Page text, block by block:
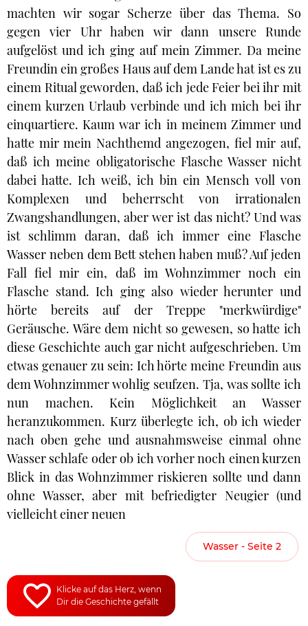
machten wir sogar Scherze über das Thema. So
gegen vier Uhr haben wir dann unsere Runde
aufgelöst und ich ging auf mein Zimmer. Da meine
Freundin ein großes Haus auf dem Lande hat ist es zu
einem Ritual geworden, daß ich jede Feier bei ihr mit
einem kurzen Urlaub verbinde und ich mich bei ihr
einquartiere. Kaum war ich in meinem Zimmer und
hatte mir mein Nachthemd angezogen, fiel mir auf,
daß ich meine obligatorische Flasche Wasser nicht
dabei hatte. Ich weiß, ich bin ein Mensch voll von
Komplexen und beherrscht von irrationalen
Zwangshandlungen, aber wer ist das nicht? Und was
ist schlimm daran, daß ich immer eine Flasche
Wasser neben dem Bett stehen haben muß? Auf jeden
Fall fiel mir ein, daß im Wohnzimmer noch ein
Flasche stand. Ich ging also wieder herunter und
hörte bereits auf der Treppe "merkwürdige"
Geräusche. Wäre dem nicht so gewesen, so hatte ich
diese Geschichte auch gar nicht aufgeschrieben. Um
etwas genauer zu sein: Ich hörte meine Freundin aus
dem Wohnzimmer wohlig seufzen. Tja, was sollte ich
nun machen. Kein Möglichkeit an Wasser
heranzukommen. Kurz überlegte ich, ob ich wieder
nach oben gehe und ausnahmsweise einmal ohne
Wasser schlafe oder ob ich vorher noch einen kurzen
Blick in das Wohnzimmer riskieren sollte und dann
ohne Wasser, aber mit befriedigter Neugier (und
vielleicht einer neuen
Wasser - Seite 2
Klicke auf das Herz, wenn
Dir die Geschichte gefällt